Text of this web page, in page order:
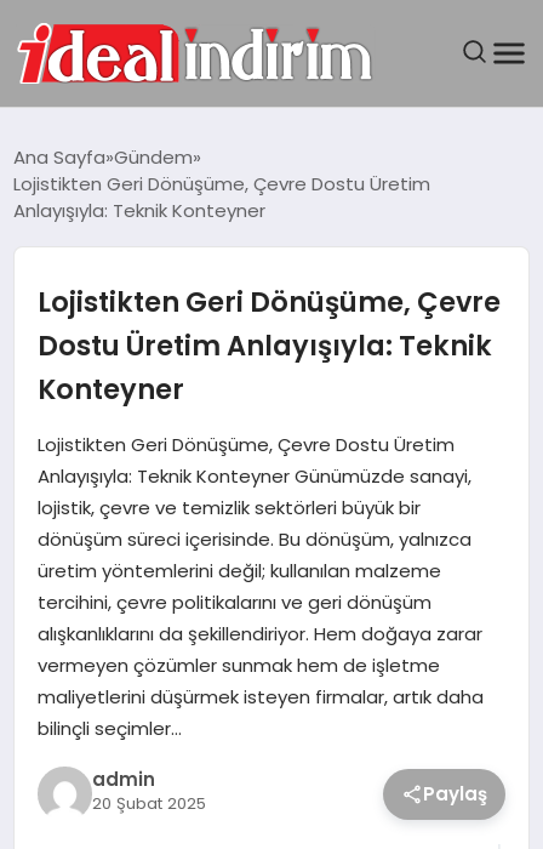
BILGISAYAR
SEYAHAT
TEKNOLOJI
YAŞAM
Ana Sayfa Gündem
Lojistikten Geri Dönüşüme, Çevre Dostu Üretim
Anlayışıyla: Teknik Konteyner
Lojistikten Geri Dönüşüme, Çevre
Dostu Üretim Anlayışıyla: Teknik
Konteyner
Lojistikten Geri Dönüşüme, Çevre Dostu Üretim
Anlayışıyla: Teknik Konteyner Günümüzde sanayi,
lojistik, çevre ve temizlik sektörleri büyük bir
dönüşüm süreci içerisinde. Bu dönüşüm, yalnızca
üretim yöntemlerini değil; kullanılan malzeme
tercihini, çevre politikalarını ve geri dönüşüm
alışkanlıklarını da şekillendiriyor. Hem doğaya zarar
vermeyen çözümler sunmak hem de işletme
maliyetlerini düşürmek isteyen firmalar, artık daha
bilinçli seçimler…
admin
20 Şubat 2025 Paylaş